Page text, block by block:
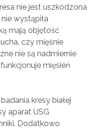
nie jest uszkodzona
wystąpiła
mają objętość
czy mięśnie
nie są nadmiernie
mięsień
kresy białej
aparat USG
Dodatkowo